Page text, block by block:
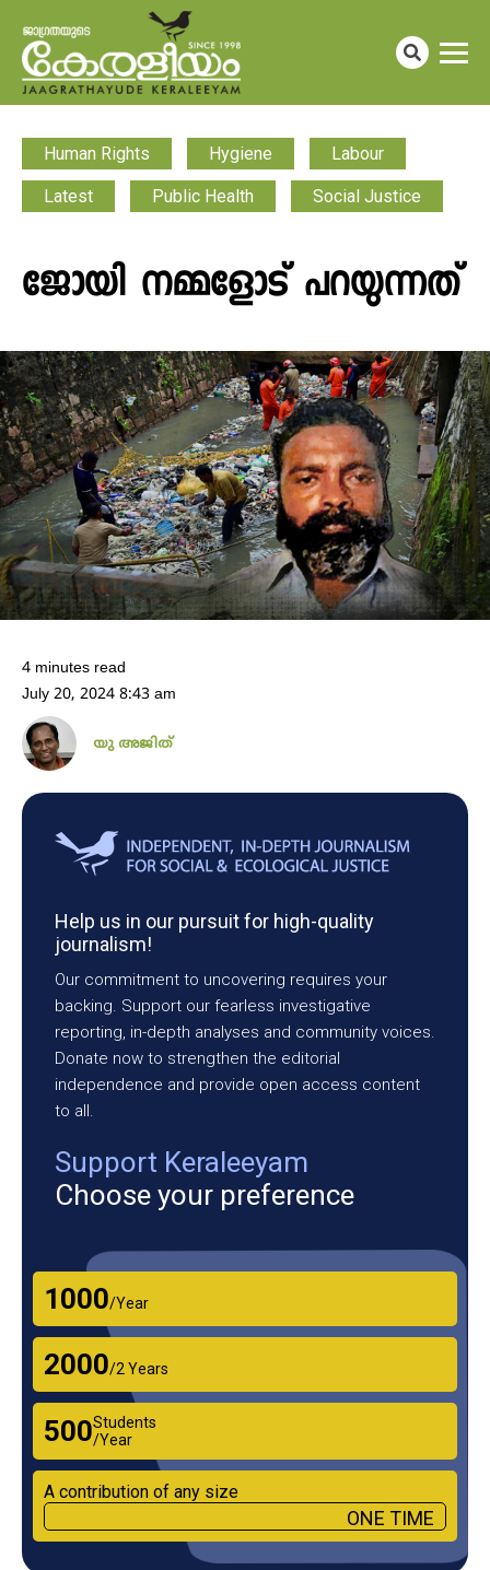
Human Rights Hygiene Labour
Latest Public Health Social Justice
ജോയി നമ്മളോട് പറയുന്നത്
4 minutes read
July 20, 2024 8:43 am
യു അജിത്
Help us in our pursuit for high-quality
journalism!
Our commitment to uncovering requires your
backing. Support our fearless investigative
reporting, in-depth analyses and community voices.
Donate now to strengthen the editorial
independence and provide open access content
to all.
Support Keraleeyam
Choose your preference
₹1000/Year
₹2000/2 Years
₹500Students
/Year
A contribution of any size
ONE TIME